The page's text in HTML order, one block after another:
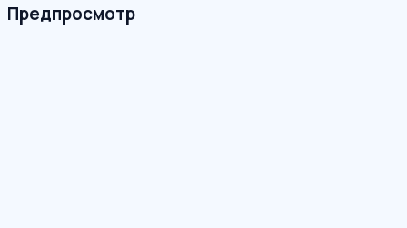
Предпросмотр